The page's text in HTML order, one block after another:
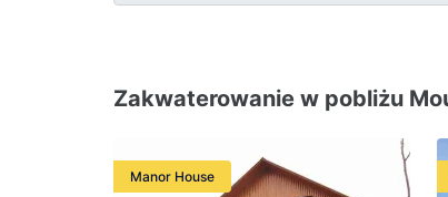
Zakwaterowanie w pobliżu
Manor House